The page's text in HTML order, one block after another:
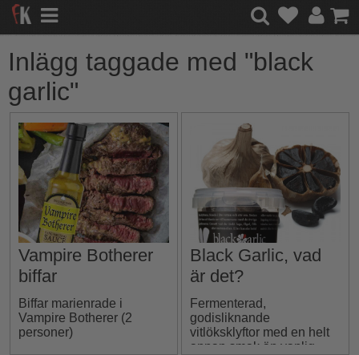
Inlägg taggade med "black
garlic"
Vampire Botherer
biffar
Biffar marienrade i
Vampire Botherer (2
personer)
Black Garlic, vad
är det?
Fermenterad,
godisliknande
vitlöksklyftor med en helt
annan smak än vanlig